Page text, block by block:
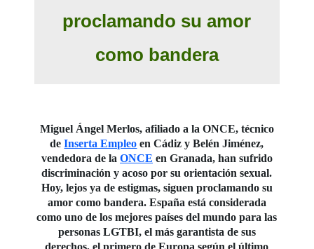
proclamando su amor
como bandera
Miguel Ángel Merlos, afiliado a la ONCE, técnico
deInserta Empleo en Cádiz y Belén Jiménez,
vendedora de la ONCE en Granada, han sufrido
discriminación y acoso por su orientación sexual.
Hoy, lejos ya de estigmas, siguen proclamando su
amor como bandera. España está considerada
como uno de los mejores países del mundo para las
personas LGTBI, el más garantista de sus
derechos, el primero de Europa según el último